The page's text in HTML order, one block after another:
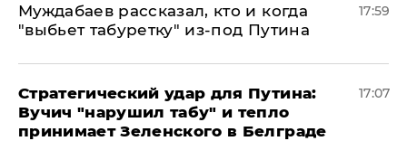
Муждабаев рассказал, кто и когда
"выбьет табуретку" из-под Путина
17:59
Стратегический удар для Путина:
Вучич "нарушил табу" и тепло
принимает Зеленского в Белграде
17:07